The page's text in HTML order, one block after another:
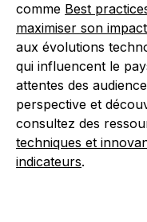
comme Best
maximiser son impact
aux évolutions
qui influencent le
attentes des
perspective et
consultez des
techniques et
indicateurs.